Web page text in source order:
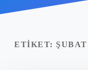
Yasal Uyarı
ETIKET: